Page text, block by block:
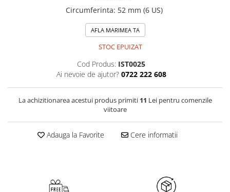
Circumferinta: 52 mm (6 US)
AFLA MARIMEA TA
STOC EPUIZAT
Cod Produs: IST0025
Ai nevoie de ajutor? 0722 222 608
La achizitionarea acestui produs primiti 11 Lei pentru comenzile
viitoare
Adauga la Favorite Cere informatii